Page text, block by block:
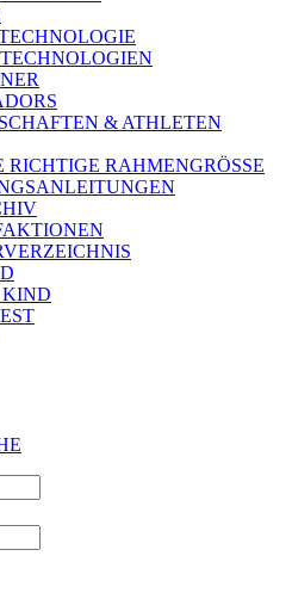
& ATHLETEN
RICHTIGE RAHMENGRÖSSE
KIND